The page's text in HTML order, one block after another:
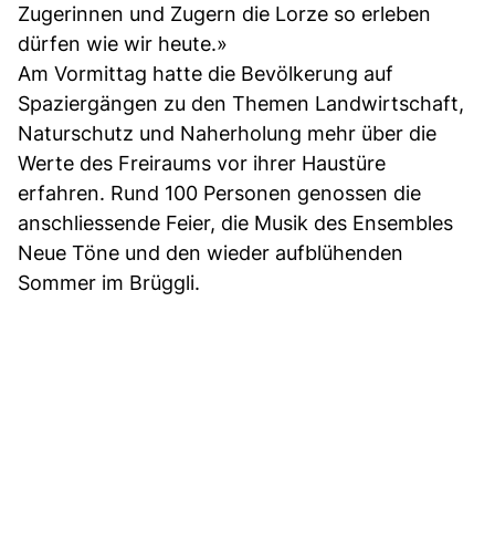
Zugerinnen und Zugern die Lorze so erleben
dürfen wie wir heute.»
Am Vormittag hatte die Bevölkerung auf
Spaziergängen zu den Themen Landwirtschaft,
Naturschutz und Naherholung mehr über die
Werte des Freiraums vor ihrer Haustüre
erfahren. Rund 100 Personen genossen die
anschliessende Feier, die Musik des Ensembles
Neue Töne und den wieder aufblühenden
Sommer im Brüggli.